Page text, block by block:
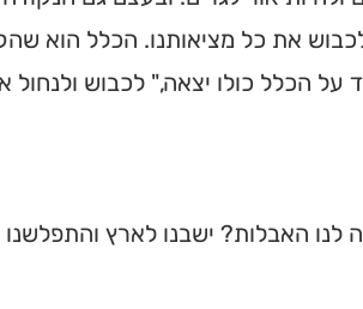
את כל מציאותנו. הכלל הוא
הכלל כולו יצאה," לכבוש ולנחול
האבלות? ישבנו לארץ